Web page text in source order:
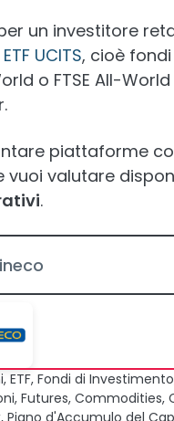
un investitore
ETF UCITS, cioè
o FTSE All-
piattaforme
vuoi valutare
.
ETF, Fondi di
Futures, Commodities,
Piano d'Accumulo del